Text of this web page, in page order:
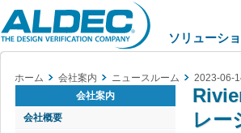
Aldec
Logo
ソリューシ
ホーム 会社案内 ニュースルーム 2023-06-
会社案内
会社概要
レー